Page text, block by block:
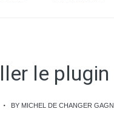
le
BY MICHEL DE CHANGER